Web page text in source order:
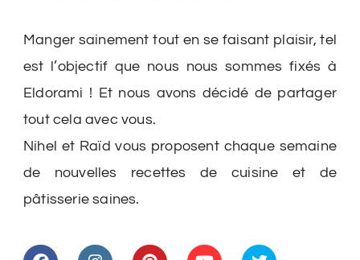
Manger sainement tout en se faisant plaisir, tel
est l’objectif que nous nous sommes fixés à
Eldorami ! Et nous avons décidé de partager
tout cela avec vous.
Nihel et Raïd vous proposent chaque semaine
de nouvelles recettes de cuisine et de
pâtisserie saines.